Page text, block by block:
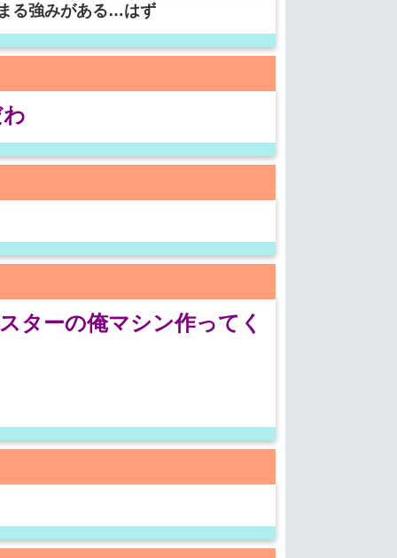
る強みがある…はず
ターの俺マシン作ってく